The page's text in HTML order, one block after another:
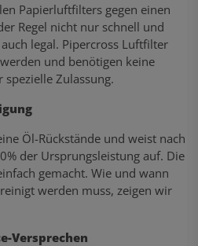
Papierluftfilters gegen einen
Regel nicht nur schnell und
legal. Pipercross Luftfilter
und benötigen keine
spezielle Zulassung.
Öl-Rückstände und weist nach
der Ursprungsleistung auf. Die
gemacht. Wie und wann
werden muss, zeigen wir
Versprechen